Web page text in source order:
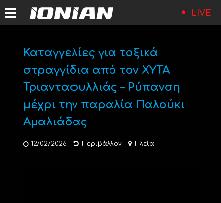
LIVE
Καταγγελίες για τοξικά
στραγγίδια από τον ΧΥΤΑ
Τριανταφυλλιάς – Ρύπανση
μέχρι την παραλία Παλούκι
Αμαλιάδας
12/02/2026 Περιβάλλον Ηλεία